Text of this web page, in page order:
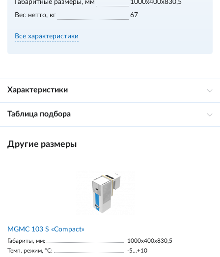
Габаритные размеры, мм
1000х400х830,5
Вес нетто, кг
67
Все характеристики
Характеристики
Таблица подбора
Другие размеры
MGMС 103 S «Compact»
Габариты, мм:
1000x400x830,5
Темп. режим, °С:
-5...+10